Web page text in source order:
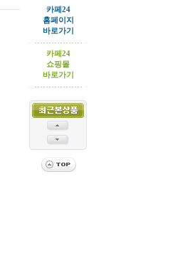
카페24
홈페이지
바로가기
카페24
쇼핑몰
바로가기